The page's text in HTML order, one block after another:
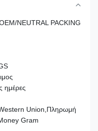
NEUTRAL PACKING
ημέρες
Union,Πληρωμή
Gram